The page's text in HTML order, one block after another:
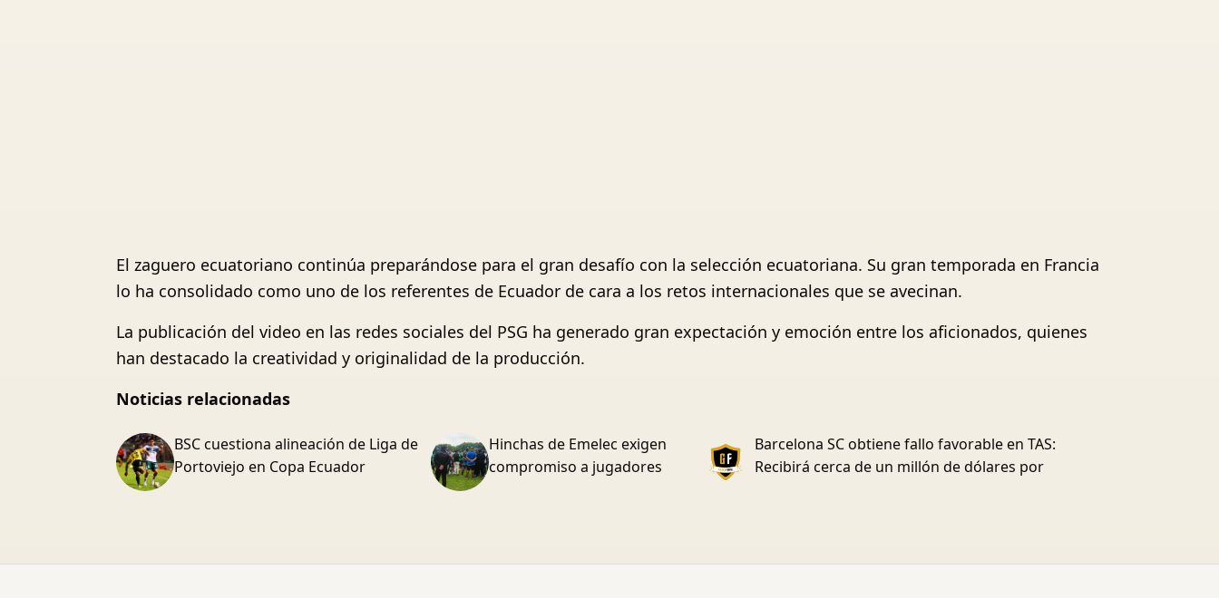
El zaguero ecuatoriano continúa preparándose para el gran desafío con la selección ecuatoriana. Su gran temporada en Francia
lo ha consolidado como uno de los referentes de Ecuador de cara a los retos internacionales que se avecinan.
La publicación del video en las redes sociales del PSG ha generado gran expectación y emoción entre los aficionados, quienes
han destacado la creatividad y originalidad de la producción.
Noticias relacionadas
BSC cuestiona alineación de Liga de
Portoviejo en Copa Ecuador
Hinchas de Emelec exigen
compromiso a jugadores
Barcelona SC obtiene fallo favorable en TAS:
Recibirá cerca de un millón de dólares por